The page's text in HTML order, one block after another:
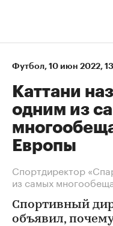
Футбол⁠, 10 июн 2022,
Каттани
одним из
Европы
Спортдиректор
из самых
Спортивный
объявил,